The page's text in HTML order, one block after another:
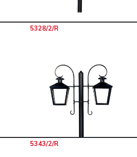
5328/2/R
5343/2/R